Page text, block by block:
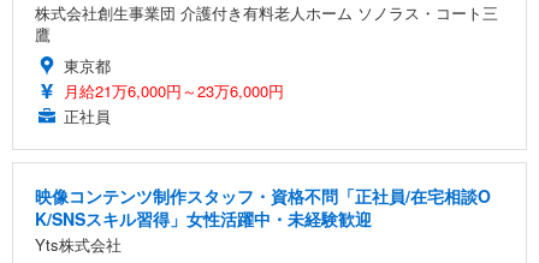
株式会社創生事業団 介護付き有料老人ホーム ソノラス・コート三
鷹
東京都
月給21万6,000円～23万6,000円
正社員
映像コンテンツ制作スタッフ・資格不問「正社員/在宅相談O
K/SNSスキル習得」女性活躍中・未経験歓迎
Yts株式会社